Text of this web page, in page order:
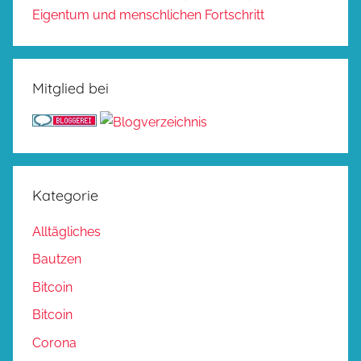
Eigentum und menschlichen Fortschritt
Mitglied bei
Kategorie
Alltägliches
Bautzen
Bitcoin
Bitcoin
Corona